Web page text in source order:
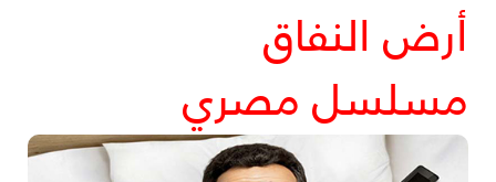
أرض النفاق
مسلسل مصري